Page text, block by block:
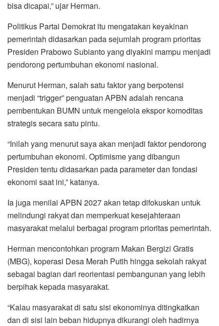
bisa dicapai,” ujar Herman.
Politikus Partai Demokrat itu mengatakan keyakinan
pemerintah didasarkan pada sejumlah program prioritas
Presiden Prabowo Subianto yang diyakini mampu menjadi
pendorong pertumbuhan ekonomi nasional.
Menurut Herman, salah satu faktor yang berpotensi
menjadi “trigger” penguatan APBN adalah rencana
pembentukan BUMN untuk mengelola ekspor komoditas
strategis secara satu pintu.
“Inilah yang menurut saya akan menjadi faktor pendorong
pertumbuhan ekonomi. Optimisme yang dibangun
Presiden tentu didasarkan pada parameter dan fondasi
ekonomi saat ini,” katanya.
Ia juga menilai APBN 2027 akan tetap difokuskan untuk
melindungi rakyat dan memperkuat kesejahteraan
masyarakat melalui berbagai program prioritas pemerintah.
Herman mencontohkan program Makan Bergizi Gratis
(MBG), koperasi Desa Merah Putih hingga sekolah rakyat
sebagai bagian dari reorientasi pembangunan yang lebih
berpihak kepada masyarakat.
“Kalau masyarakat di satu sisi ekonominya ditingkatkan
dan di sisi lain beban hidupnya dikurangi oleh hadirnya